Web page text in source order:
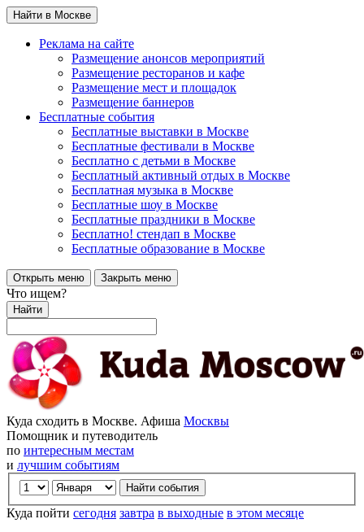
Найти в Москве
Реклама на сайте
Размещение анонсов мероприятий
Размещение ресторанов и кафе
Размещение мест и площадок
Размещение баннеров
Бесплатные события
Бесплатные выставки в Москве
Бесплатные фестивали в Москве
Бесплатно с детьми в Москве
Бесплатный активный отдых в Москве
Бесплатная музыка в Москве
Бесплатные шоу в Москве
Бесплатные праздники в Москве
Бесплатно! стендап в Москве
Бесплатные образование в Москве
Открыть меню Закрыть меню
Что ищем?
Найти
Куда сходить в Москве. Афиша Москвы
Помощник и путеводитель
по интересным местам
и лучшим событиям
Куда пойти сегодня завтра в выходные в этом месяце